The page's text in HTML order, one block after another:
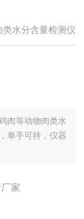
类水分含量检测仪
肉等动物肉类水
单手可持，仪器
家